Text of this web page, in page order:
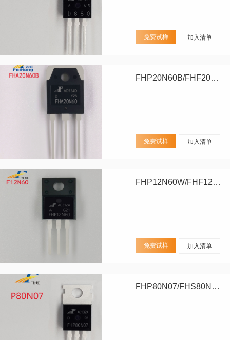
免费试样 加入清单
FHP20N60B/FHF20N60B/FHA20N60B
免费试样 加入清单
FHP12N60W/FHF12N60W
免费试样 加入清单
FHP80N07/FHS80N07/FHD80N07